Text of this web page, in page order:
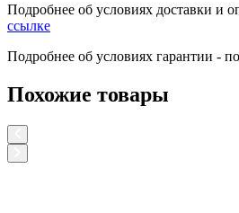
Подробнее об условиях доставки и
ссылке
Подробнее об условиях гарантии - по
Похожие товары